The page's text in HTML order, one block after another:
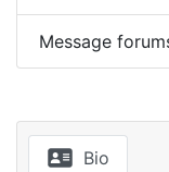
Message
Bio